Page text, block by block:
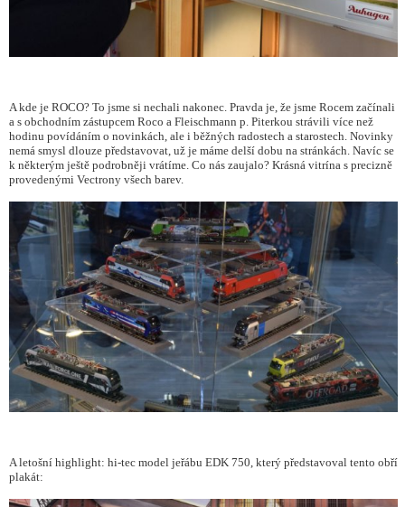
A kde je ROCO? To jsme si nechali nakonec. Pravda je, že jsme Rocem začínali
a s obchodním zástupcem Roco a Fleischmann p. Piterkou strávili více než
hodinu povídáním o novinkách, ale i běžných radostech a starostech. Novinky
nemá smysl dlouze představovat, už je máme delší dobu na stránkách. Navíc se
k některým ještě podrobněji vrátíme. Co nás zaujalo? Krásná vitrína s precizně
provedenými Vectrony všech barev.
A letošní highlight: hi-tec model jeřábu EDK 750, který představoval tento obří
plakát: